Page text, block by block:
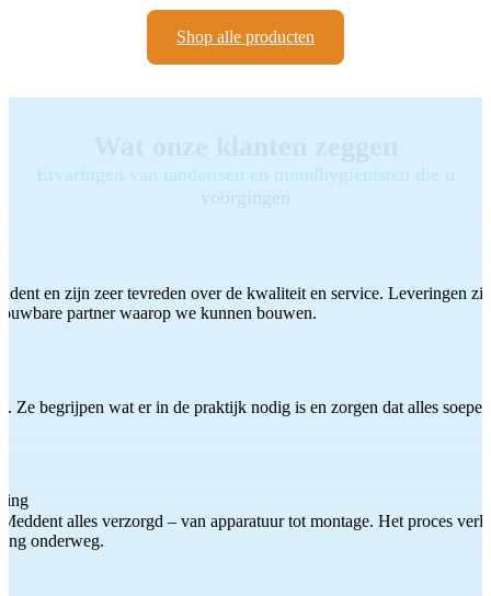
Shop alle producten
Ervaringen van tandartsen en mondhygiënisten die u
voorgingen
en zijn zeer tevreden over de kwaliteit en service. Leveringen
partner waarop we kunnen bouwen.
Ze begrijpen wat er in de praktijk nodig is en zorgen dat alles
alles verzorgd – van apparatuur tot montage. Het proces
onderweg.